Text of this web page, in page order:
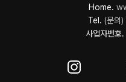
Home.
Tel. (문의
사업자번호.